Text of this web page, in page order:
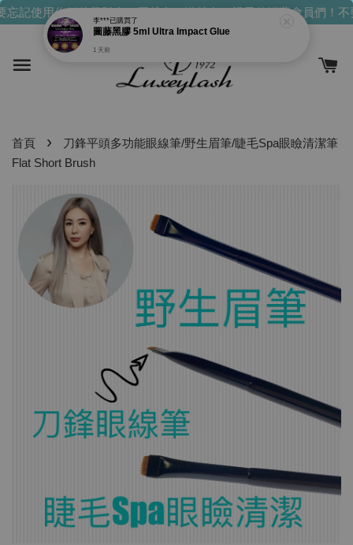
記使用你們的發財金！買越多，送越多！親愛的消費會員們！不
首頁 ›
刀鋒平頭多功能眼線筆/野生眉筆/睫毛Spa眼瞼清潔筆
Flat Short Brush
李***已購買了
圖藤黑膠 5ml Ultra Impact Glue
1 天前